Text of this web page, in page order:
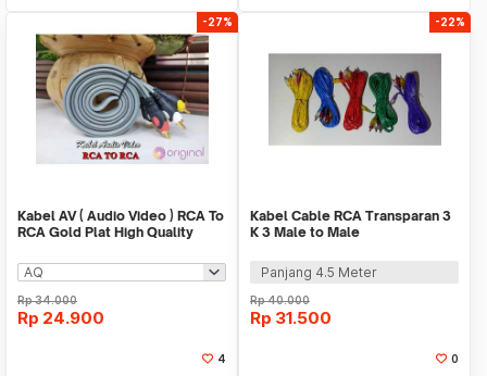
-27%
Kabel AV ( Audio Video ) RCA To
RCA Gold Plat High Quality
Rp34.000
Rp 24.900
4
-22%
Kabel Cable RCA Transparan 3
K 3 Male to Male
Panjang 4.5 Meter
Rp40.000
Rp 31.500
0